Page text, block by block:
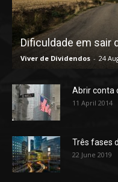
Dificuldade em sair
Viver de Dividendos - 24
Abrir conta
11 April 2014
Três fases
22 June 2019